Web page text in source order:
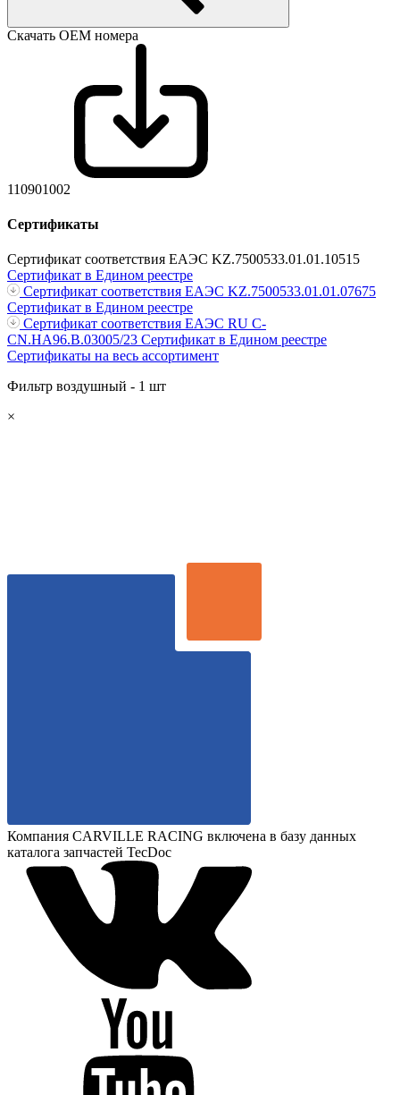
Скачать ОЕМ номера
110901002
Сертификаты
Сертификат соответствия ЕАЭС KZ.7500533.01.01.10515
Сертификат в Едином реестре
Сертификат соответствия ЕАЭС KZ.7500533.01.01.07675
Сертификат в Едином реестре
Сертификат соответствия ЕАЭС RU С-
CN.НА96.В.03005/23 Сертификат в Едином реестре
Сертификаты на весь ассортимент
Фильтр воздушный - 1 шт
×
Компания CARVILLE RACING включена в базу данных
каталога запчастей TecDoc